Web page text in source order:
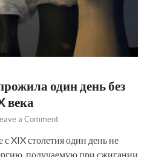
один день без
века
a Comment
XIX столетия один день не
получаемую при сжигании